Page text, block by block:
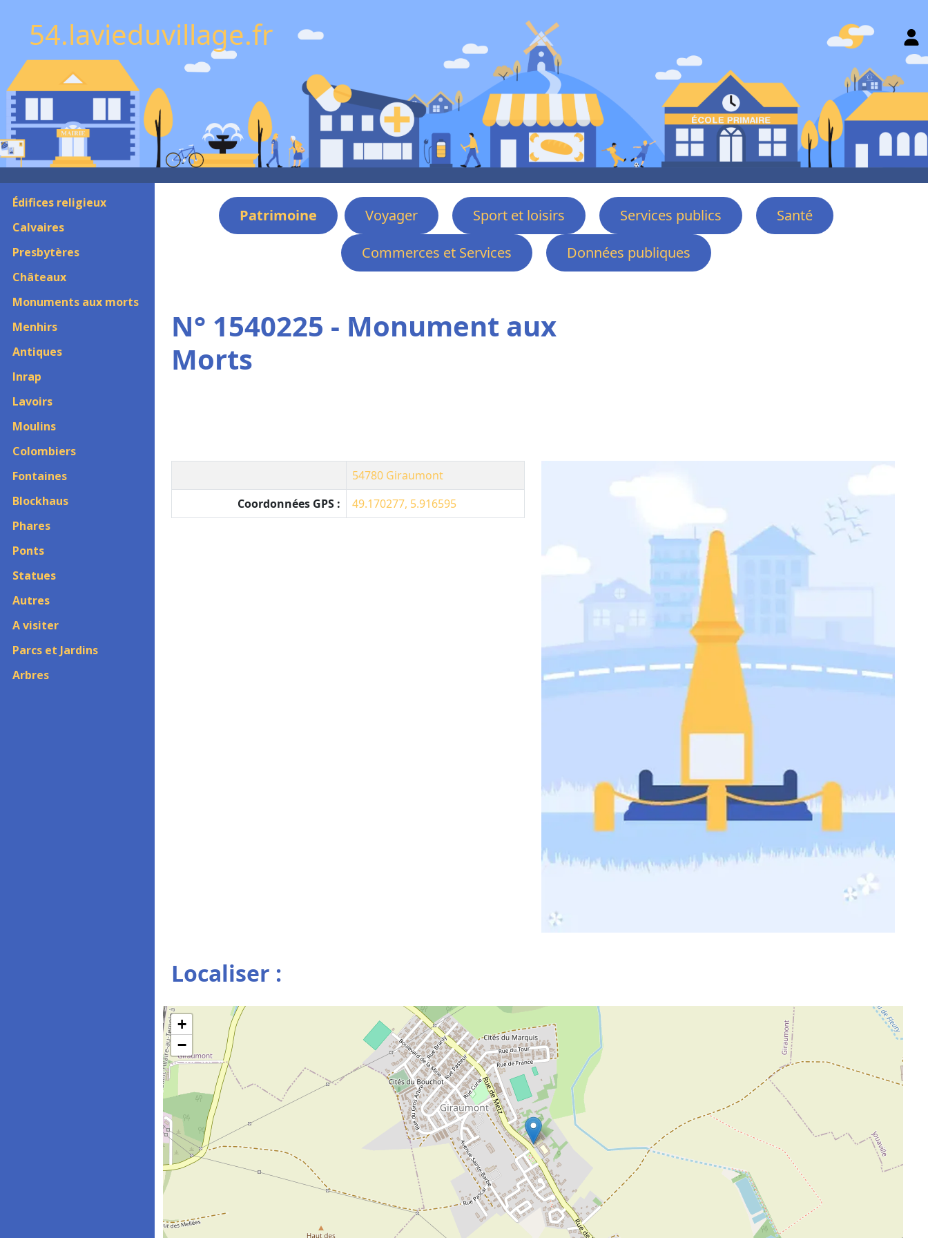
54.lavieduvillage.fr
Édifices religieux
Calvaires
Presbytères
Châteaux
Monuments aux morts
Menhirs
Antiques
Inrap
Lavoirs
Moulins
Colombiers
Fontaines
Blockhaus
Phares
Ponts
Statues
Autres
A visiter
Parcs et Jardins
Arbres
Patrimoine Voyager Sport et loisirs Services publics
Santé
Commerces et Services
Données publiques
N° 1540225 - Monument aux
Morts
54780 Giraumont
Coordonnées GPS :
49.170277, 5.916595
Localiser :
+
−